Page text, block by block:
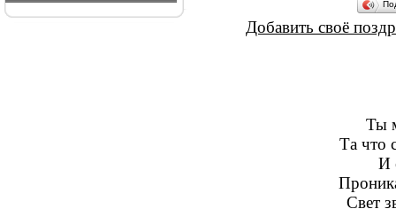
Добавить своё
Ты
Та что
И
Свет